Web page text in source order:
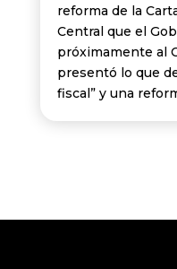
reforma de la
Central que el
próximamente al
presentó lo que
fiscal” y una